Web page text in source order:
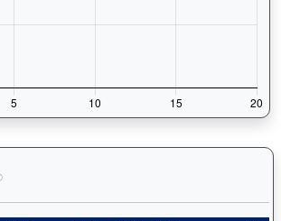
運來伍寶（J153）— 試閘賽果紀錄：查看馬匹